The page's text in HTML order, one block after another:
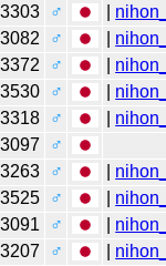
3303 ♂
3082 ♂
3372 ♂
3530 ♂
3318 ♂
3097
♂
3263 ♂
3525 ♂
3091 ♂
3207 ♂